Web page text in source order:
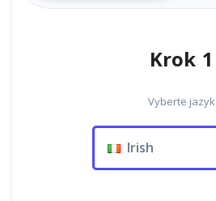
Krok 1
Vyberte jazyk
Irish